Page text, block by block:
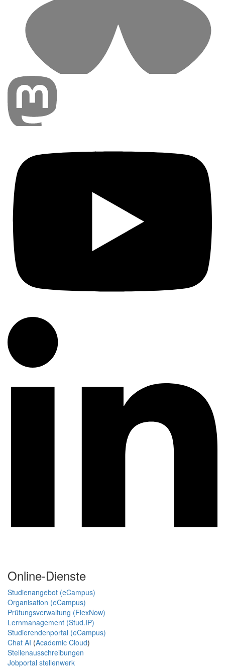
Online-Dienste
Studienangebot (eCampus)
Organisation (eCampus)
Prüfungsverwaltung (FlexNow)
Lernmanagement (Stud.IP)
Studierendenportal (eCampus)
Chat AI (Academic Cloud)
Stellenausschreibungen
Jobportal stellenwerk